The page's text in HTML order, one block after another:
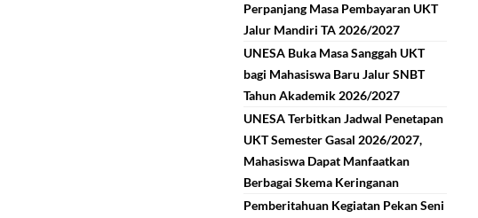
Perpanjang Masa Pembayaran UKT
Jalur Mandiri TA 2026/2027
UNESA Buka Masa Sanggah UKT
bagi Mahasiswa Baru Jalur SNBT
Tahun Akademik 2026/2027
UNESA Terbitkan Jadwal Penetapan
UKT Semester Gasal 2026/2027,
Mahasiswa Dapat Manfaatkan
Berbagai Skema Keringanan
Pemberitahuan Kegiatan Pekan Seni